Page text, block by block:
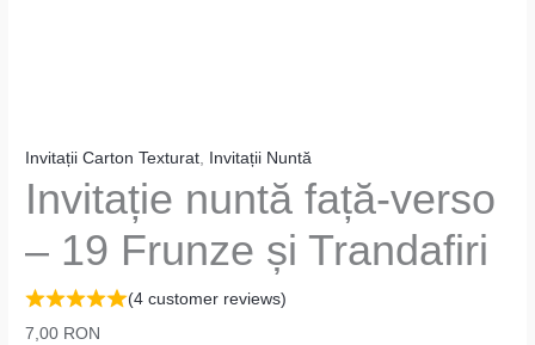
Invitații Carton Texturat Invitații Nuntă
Invitație nuntă față-verso
– 19 Frunze și Trandafiri
(4customer reviews)
7,00 RON